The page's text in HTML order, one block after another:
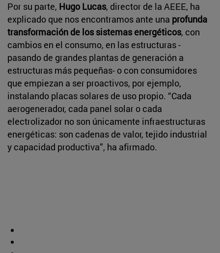
Por su parte, Hugo Lucas, director de la AEEE, ha
explicado que nos encontramos ante una profunda
transformación de los sistemas energéticos, con
cambios en el consumo, en las estructuras -
pasando de grandes plantas de generación a
estructuras más pequeñas- o con consumidores
que empiezan a ser proactivos, por ejemplo,
instalando placas solares de uso propio. “Cada
aerogenerador, cada panel solar o cada
electrolizador no son únicamente infraestructuras
energéticas: son cadenas de valor, tejido industrial
y capacidad productiva”, ha afirmado.